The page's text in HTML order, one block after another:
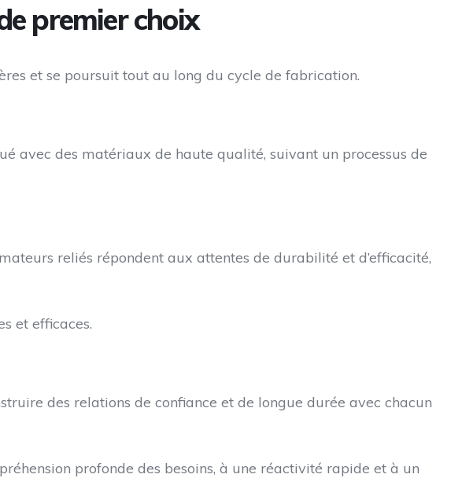
premier choix
et se poursuit tout au long du cycle de fabrication.
avec des matériaux de haute qualité, suivant un processus de
reliés répondent aux attentes de durabilité et d’efficacité,
et efficaces.
des relations de confiance et de longue durée avec chacun
profonde des besoins, à une réactivité rapide et à un